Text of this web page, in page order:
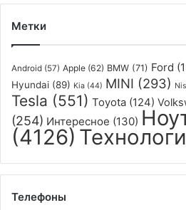
более
60
Метки
Android (57) Apple (62) BMW (71) Ford
Hyundai (89) Kia (44) MINI (293)
Tesla (551) Toyota (124)
(254) Интересное (130)
(4126)
Телефоны